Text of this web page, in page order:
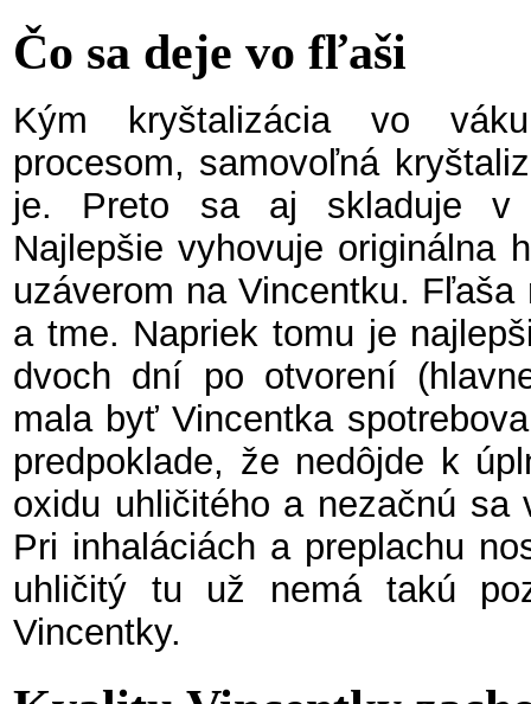
Čo sa deje vo fľaši
Kým kryštalizácia vo
procesom, samovoľná
je. Preto sa aj skladuje v
Najlepšie vyhovuje originálna
uzáverom na Vincentku.
a tme. Napriek tomu je
dvoch dní po otvorení
mala byť Vincentka
predpoklade, že nedôjde k
oxidu uhličitého a nezačnú
Pri inhaláciách a preplachu
uhličitý tu už nemá takú
Vincentky.